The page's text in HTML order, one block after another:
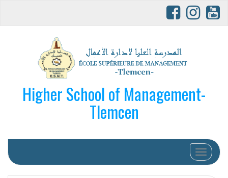
Higher School of Management-
Tlemcen
Afficher/